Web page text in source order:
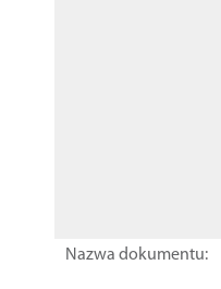
Nazwa dokumentu: